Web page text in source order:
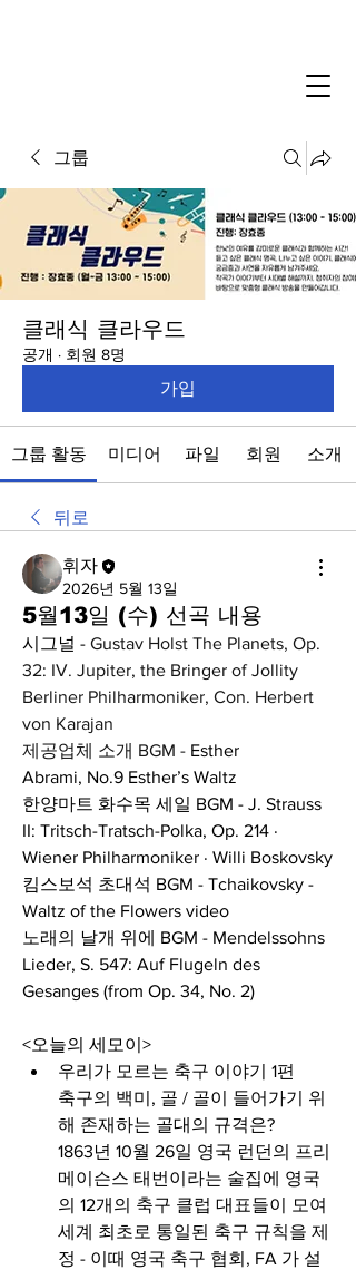
그룹
클래식 클라우드
공개 · 회원 8명
가입
그룹 활동 미디어 파일 회원 소개
뒤로
휘자
2026년 5월 13일
5월13일 (수) 선곡 내용
시그널 - Gustav Holst The Planets, Op.
32: IV. Jupiter, the Bringer of Jollity
Berliner Philharmoniker, Con. Herbert
von Karajan
제공업체 소개 BGM - Esther
Abrami, No.9 Esther’s Waltz
한양마트 화수목 세일 BGM - J. Strauss
II: Tritsch-Tratsch-Polka, Op. 214 ·
Wiener Philharmoniker · Willi Boskovsky
킴스보석 초대석 BGM - Tchaikovsky -
Waltz of the Flowers video
노래의 날개 위에 BGM - Mendelssohns
Lieder, S. 547: Auf Flugeln des
Gesanges (from Op. 34, No. 2)
<오늘의 세모이>
우리가 모르는 축구 이야기 1편
축구의 백미, 골 / 골이 들어가기 위
해 존재하는 골대의 규격은?
1863년 10월 26일 영국 런던의 프리
메이슨스 태번이라는 술집에 영국
의 12개의 축구 클럽 대표들이 모여
세계 최초로 통일된 축구 규칙을 제
정 - 이때 영국 축구 협회, FA 가 설